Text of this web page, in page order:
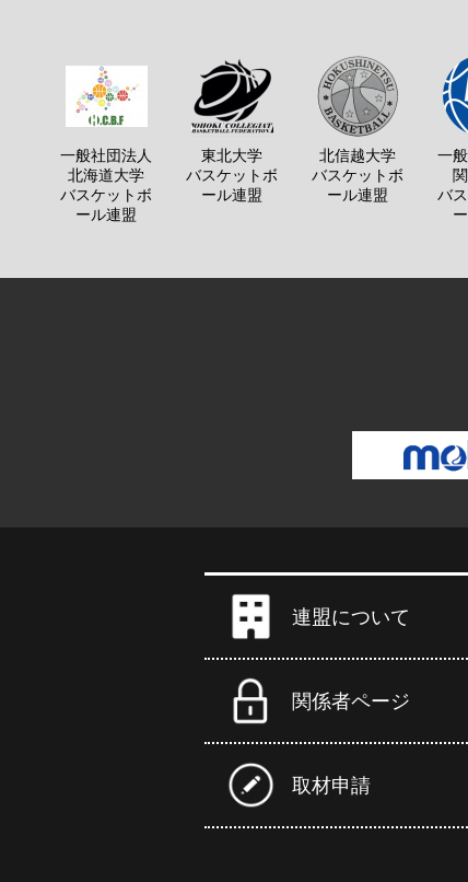
一般社団法人
北海道大学
バスケットボ
ール連盟
東北大学
バスケットボ
ール連盟
北信越大学
バスケットボ
ール連盟
一
バ
連盟について
関係者ページ
取材申請